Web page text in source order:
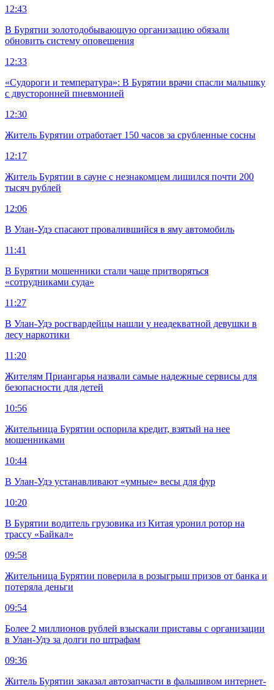
12:43
В Бурятии золотодобывающую организацию обязали
обновить систему оповещения
12:33
«Судороги и температура»: В Бурятии врачи спасли малышку
с двусторонней пневмонией
12:30
Житель Бурятии отработает 150 часов за срубленные сосны
12:17
Житель Бурятии в сауне с незнакомцем лишился почти 200
тысяч рублей
12:06
В Улан-Удэ спасают провалившийся в яму автомобиль
11:41
В Бурятии мошенники стали чаще притворяться
«сотрудниками суда»
11:27
В Улан-Удэ росгвардейцы нашли у неадекватной девушки в
лесу наркотики
11:20
Жителям Приангарья назвали самые надежные сервисы для
безопасности для детей
10:56
Жительница Бурятии оспорила кредит, взятый на нее
мошенниками
10:44
В Улан-Удэ устанавливают «умные» весы для фур
10:20
В Бурятии водитель грузовика из Китая уронил ротор на
трассу «Байкал»
09:58
Жительница Бурятии поверила в розыгрыш призов от банка и
потеряла деньги
09:54
Более 2 миллионов рублей взыскали приставы с организации
в Улан-Удэ за долги по штрафам
09:36
Житель Бурятии заказал автозапчасти в фальшивом интернет-